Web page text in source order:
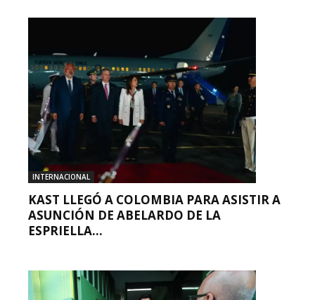
INTERNACIONAL
KAST LLEGÓ A COLOMBIA PARA ASISTIR A
ASUNCIÓN DE ABELARDO DE LA
ESPRIELLA...